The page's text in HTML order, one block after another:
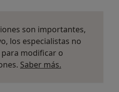
son importantes,
los especialistas no
modificar o
Saber más.